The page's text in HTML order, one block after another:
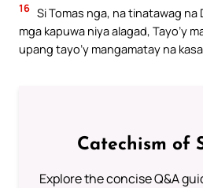
16 Si Tomas nga, na tinatawag na
mga kapuwa niya alagad, Tayo’y
upang tayo’y mangamatay na
Catechism of
Explore the concise Q&A